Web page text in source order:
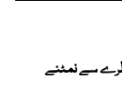
سے نمٹنے